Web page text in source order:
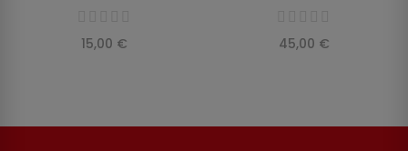
15,00 € 45,00 €